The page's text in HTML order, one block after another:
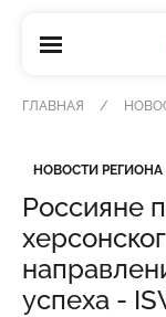
ГЛАВНАЯ
Категория
НОВОСТИ РЕГИОНА
Дата публикации
Россияне
успеха -